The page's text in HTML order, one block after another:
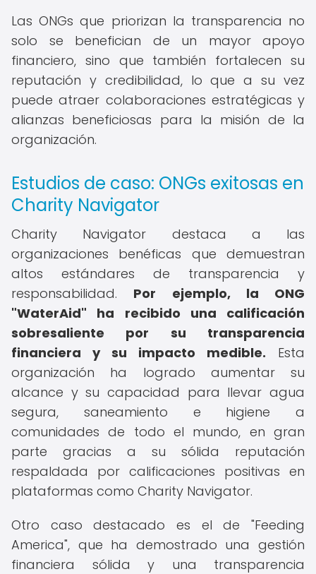
Las ONGs que priorizan la transparencia no
solo se benefician de un mayor apoyo
financiero, sino que también fortalecen su
reputación y credibilidad, lo que a su vez
puede atraer colaboraciones estratégicas y
alianzas beneficiosas para la misión de la
organización.
Estudios de caso: ONGs exitosas en
Charity Navigator
Charity Navigator destaca a las
organizaciones benéficas que demuestran
altos estándares de transparencia y
responsabilidad. Por ejemplo, la ONG
"WaterAid" ha recibido una calificación
sobresaliente por su transparencia
financiera y su impacto medible. Esta
organización ha logrado aumentar su
alcance y su capacidad para llevar agua
segura, saneamiento e higiene a
comunidades de todo el mundo, en gran
parte gracias a su sólida reputación
respaldada por calificaciones positivas en
plataformas como Charity Navigator.
Otro caso destacado es el de "Feeding
America", que ha demostrado una gestión
financiera sólida y una transparencia